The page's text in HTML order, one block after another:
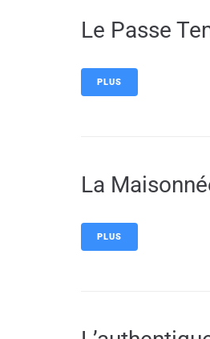
Le Passe
PLUS
La
PLUS